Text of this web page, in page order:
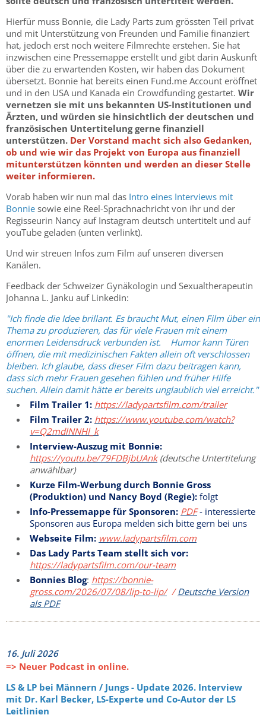
Hierfür muss Bonnie, die Lady Parts zum grössten Teil privat
und mit Unterstützung von Freunden und Familie finanziert
hat, jedoch erst noch weitere Filmrechte erstehen. Sie hat
inzwischen eine Pressemappe erstellt und gibt darin Auskunft
über die zu erwartenden Kosten, wir haben das Dokument
übersetzt. Bonnie hat bereits einen Fund.me Account eröffnet
und in den USA und Kanada ein Crowdfunding gestartet. Wir
vernetzen sie mit uns bekannten US-Institutionen und
Ärzten, und würden sie hinsichtlich der deutschen und
französischen Untertitelung gerne finanziell
unterstützen. Der Vorstand macht sich also Gedanken,
ob und wie wir das Projekt von Europa aus finanziell
mitunterstützen könnten und werden an dieser Stelle
weiter informieren.
Vorab haben wir nun mal das Intro eines Interviews mit
Bonnie sowie eine Reel-Sprachnachricht von ihr und der
Regisseurin Nancy auf Instagram deutsch untertitelt und auf
youTube geladen (unten verlinkt).
Und wir streuen Infos zum Film auf unseren diversen
Kanälen.
Feedback der Schweizer Gynäkologin und Sexualtherapeutin
Johanna L. Janku auf Linkedin:
"Ich finde die Idee brillant. Es braucht Mut, einen Film über ein
Thema zu produzieren, das für viele Frauen mit einem
enormen Leidensdruck verbunden ist. Humor kann Türen
öffnen, die mit medizinischen Fakten allein oft verschlossen
bleiben. Ich glaube, dass dieser Film dazu beitragen kann,
dass sich mehr Frauen gesehen fühlen und früher Hilfe
suchen. Allein damit hätte er bereits unglaublich viel erreicht."
Film Trailer 1: https://ladypartsfilm.com/trailer
Film Trailer 2: https://www.youtube.com/watch?
v=Q2mdlNNHl_k
Interview-Auszug mit Bonnie:
https://youtu.be/79FDBjbUAnk(deutsche Untertitelung
anwählbar)
Kurze Film-Werbung durch Bonnie Gross
(Produktion) und Nancy Boyd (Regie): folgt
Info-Pressemappe für Sponsoren: PDF- interessierte
Sponsoren aus Europa melden sich bitte gern bei uns
Webseite Film: www.ladypartsfilm.com
Das Lady Parts Team stellt sich vor:
https://ladypartsfilm.com/our-team
Bonnies Blog: https://bonnie-
gross.com/2026/07/08/lip-to-lip//Deutsche Version
als PDF
16. Juli 2026
=> Neuer Podcast in online.
LS & LP bei Männern / Jungs - Update 2026. Interview
mit Dr. Karl Becker, LS-Experte und Co-Autor der LS
Leitlinien